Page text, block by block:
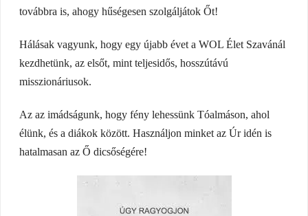
továbbra is, ahogy hűségesen szolgáljátok Őt!
Hálásak vagyunk, hogy egy újabb évet a WOL Élet Szavánál
kezdhetünk, az elsőt, mint teljesidős, hosszútávú
misszionáriusok.
Az az imádságunk, hogy fény lehessünk Tóalmáson, ahol
élünk, és a diákok között. Használjon minket az Úr idén is
hatalmasan az Ő dicsőségére!